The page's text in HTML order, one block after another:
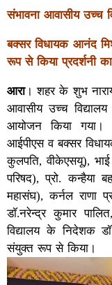
संभावना आवासीय उच्च
बक्सर विधायक आनंद
रूप से किया प्रदर्शनी
आरा। शहर के शुभ
आवासीय उच्च विद्यालय
आयोजन किया गया।
आईपीएस व बक्सर
कुलपति, वीकेएसयू), भाई
परिषद), प्रो. कन्हैया
महासंघ), कर्नल राणा
डाॅ.नरेन्द्र कुमार
विद्यालय के निदेशक
संयुक्त रूप से किया।